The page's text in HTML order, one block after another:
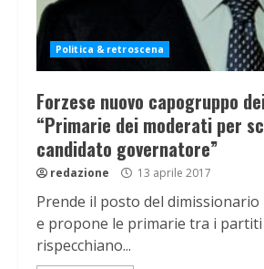
Politica & retroscena
Forzese nuovo capogruppo
“Primarie dei moderati per
candidato governatore”
redazione 13 aprile 2017
Prende il posto del
e propone le primarie tra i partiti
rispecchiano...